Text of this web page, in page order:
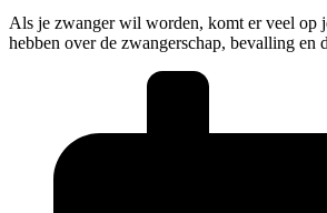
Als je zwanger wil worden, komt er veel op
hebben over de zwangerschap, bevalling en